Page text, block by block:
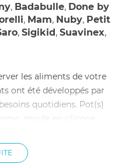
, Badabulle, Done by
, Mam, Nuby, Petit
, Sigikid, Suavinex,
les aliments de votre
ont été développés par
quotidiens. Pot(s)
moule en silicone,
au mieux la semaine